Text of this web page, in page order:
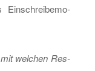
Ein­schrei­be­mo­
wel­chen Res­